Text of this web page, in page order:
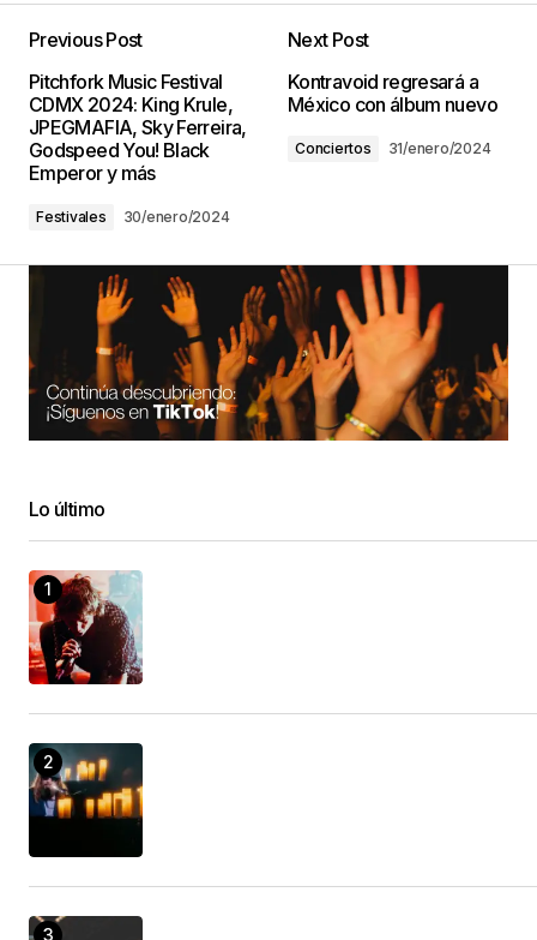
Previous Post
Pitchfork Music Festival
CDMX 2024: King Krule,
JPEGMAFIA, Sky Ferreira,
Godspeed You! Black
Emperor y más
Festivales 30/enero/2024
Next Post
Kontravoid regresará a
México con álbum nuevo
Conciertos 31/enero/2024
Lo último